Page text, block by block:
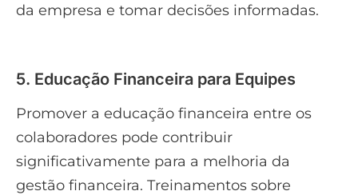
da empresa e tomar decisões informadas.
5. Educação Financeira para Equipes
Promover a educação financeira entre os
colaboradores pode contribuir
significativamente para a melhoria da
gestão financeira. Treinamentos sobre